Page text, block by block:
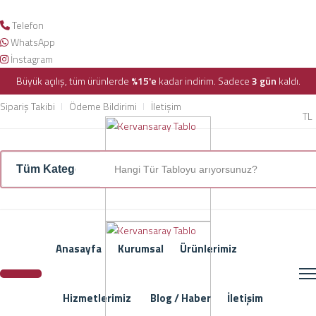
Telefon
WhatsApp
İnstagram
Büyük açılış, tüm ürünlerde %15'e kadar indirim. Sadece3 gün kaldı.
Sipariş Takibi
Ödeme Bildirimi İletişim
TL
Anasayfa Kurumsal Ürünlerimiz
Hizmetlerimiz Blog / Haber İletişim